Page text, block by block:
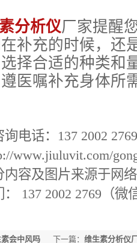
分析仪厂家提醒
补充的时候，还
择合适的种类和
医嘱补充身体所
询电话：137 2002
www.jiuluvit.com/
容及图片来源于网
137 2002 2769（微
会中风吗 下一篇： 维生素分析仪